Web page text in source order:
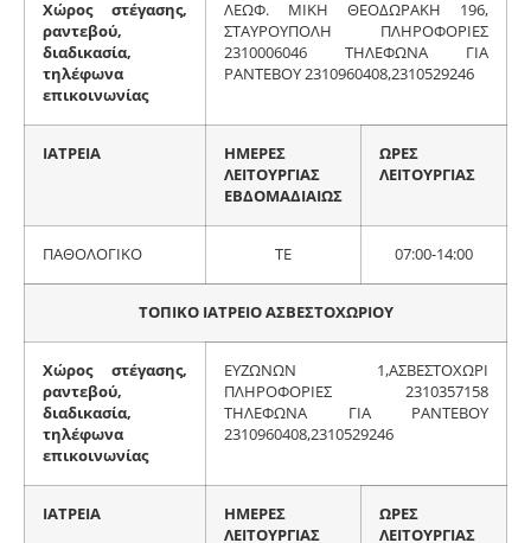
Χώρος στέγασης,
ραντεβού,
διαδικασία,
τηλέφωνα
επικοινωνίας
ΛΕΩΦ. ΜΙΚΗ ΘΕΟΔΩΡΑΚΗ 196,
ΣΤΑΥΡΟΥΠΟΛΗ ΠΛΗΡΟΦΟΡΙΕΣ
2310006046 ΤΗΛΕΦΩΝΑ ΓΙΑ
ΡΑΝΤΕΒΟΥ 2310960408,2310529246
ΙΑΤΡΕΙΑ
ΗΜΕΡΕΣ
ΛΕΙΤΟΥΡΓΙΑΣ
ΕΒΔΟΜΑΔΙΑΙΩΣ
ΩΡΕΣ
ΛΕΙΤΟΥΡΓΙΑΣ
ΠΑΘΟΛΟΓΙΚΟ ΤΕ 07:00-14:00
ΤΟΠΙΚΟ ΙΑΤΡΕΙΟ ΑΣΒΕΣΤΟΧΩΡΙΟΥ
Χώρος στέγασης,
ραντεβού,
διαδικασία,
τηλέφωνα
επικοινωνίας
ΕΥΖΩΝΩΝ 1,ΑΣΒΕΣΤΟΧΩΡΙ
ΠΛΗΡΟΦΟΡΙΕΣ 2310357158
ΤΗΛΕΦΩΝΑ ΓΙΑ ΡΑΝΤΕΒΟΥ
2310960408,2310529246
ΙΑΤΡΕΙΑ
ΗΜΕΡΕΣ
ΛΕΙΤΟΥΡΓΙΑΣ
ΩΡΕΣ
ΛΕΙΤΟΥΡΓΙΑΣ